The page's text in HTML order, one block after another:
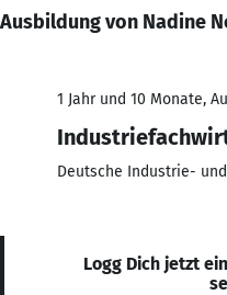
Ausbildung von Nadine
1 Jahr und 10 Monate,
Deutsche Industrie-
Logg Dich jetzt